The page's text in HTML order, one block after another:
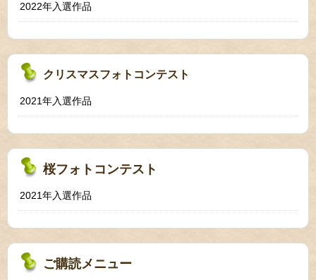
2022年入選作品
クリスマスフォトコンテスト
2021年入選作品
桜フォトコンテスト
2021年入選作品
ご購読メニュー